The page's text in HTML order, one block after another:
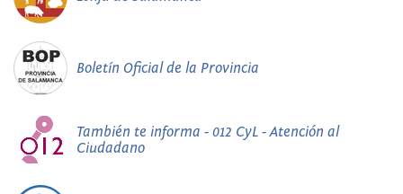
Boletín Oficial de la Provincia
También te informa - 012 CyL - Atención al
Ciudadano